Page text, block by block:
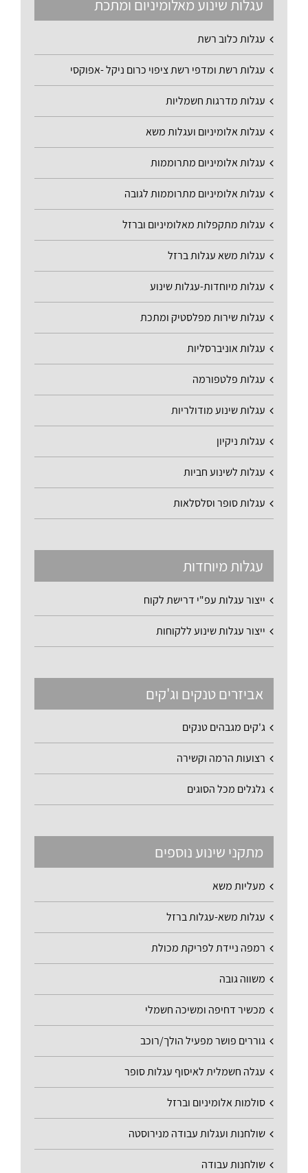
עגלות שינוע מאלומיניום ומתכת
עגלות כלוב רשת
עגלות רשת ומדפי רשת ציפוי כרום ניקל -אפוקסי
עגלות מדרגות חשמליות
עגלות אלומיניום ועגלות משא
עגלות אלומיניום מתרוממות
עגלות אלומיניום מתרוממות לגובה
עגלות מתקפלות מאלומיניום וברזל
עגלות משא עגלות ברזל
עגלות מיוחדות-עגלות שינוע
עגלות שירות מפלסטיק ומתכת
עגלות אוניברסליות
עגלות פלטפורמה
עגלות שינוע מודולריות
עגלות ניקיון
עגלות לשינוע חביות
עגלות סופר וסלסלאות
עגלות מיוחדות
ייצור עגלות עפ"י דרישת לקוח
ייצור עגלות שינוע ללקוחות
אביזרים טנקים וג'קים
ג'קים מגבהים טנקים
רצועות הרמה וקשירה
גלגלים מכל הסוגים
מתקני שינוע נוספים
מעליות משא
עגלות משא-עגלות ברזל
רמפה ניידת לפריקת מכולת
משווה גובה
מכשיר דחיפה ומשיכה חשמלי
גוררים פושר מפעיל הולך/רוכב
עגלה חשמלית לאיסוף עגלות סופר
סולמות אלומיניום וברזל
שולחנות ועגלות עבודה מנירוסטה
שולחנות עבודה